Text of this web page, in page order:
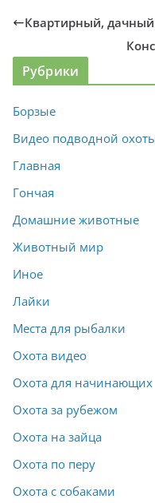
Квартирный,
Рубрики
Борзые
Видео подводной
Главная
Гончая
Домашние животные
Животный мир
Иное
Лайки
Места для рыбалки
Охота видео
Охота для начинающих
Охота за рубежом
Охота на зайца
Охота по перу
Охота с собаками